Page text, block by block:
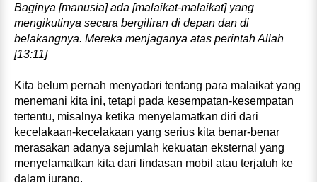
Baginya [manusia] ada [malaikat‑malaikat] yang
mengikutinya secara bergiliran di depan dan di
belakangnya. Mereka menjaganya atas perintah Allah
[13:11]
Kita belum pernah menyadari tentang para malaikat yang
menemani kita ini, tetapi pada kesempatan‑kesempatan
tertentu, misalnya ketika menyelamatkan diri dari
kecelakaan‑kecelakaan yang serius kita benar‑benar
merasakan adanya sejumlah kekuatan eksternal yang
menyelamatkan kita dari lindasan mobil atau terjatuh ke
dalam jurang.